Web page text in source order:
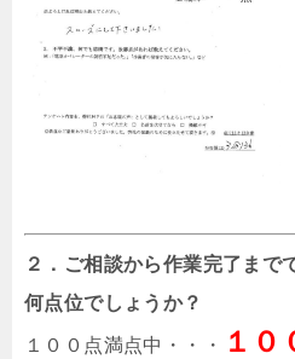
２．ご相談から作業完了まで
何点位でしょうか？
１００点満点中・・・ １０